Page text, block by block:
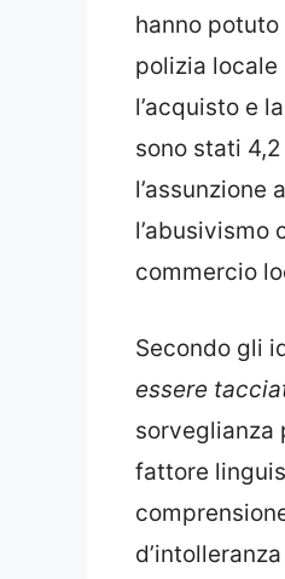
hanno
polizia locale
l’acquisto e
sono stati
commercio
Secondo gli
essere
sorveglianza
fattore